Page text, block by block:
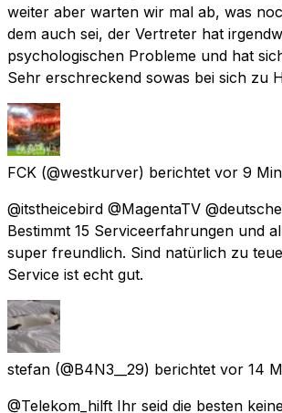
weiter aber warten wir mal ab, was
dem auch sei, der Vertreter hat
psychologischen Probleme und hat
Sehr erschreckend sowas bei sich zu
FCK (@westkurver) berichtet vor 9
@itstheicebird @MagentaTV
Bestimmt 15 Serviceerfahrungen und
super freundlich. Sind natürlich zu
Service ist echt gut.
stefan (@B4N3__29) berichtet vor 14
@Telekom_hilft Ihr seid die besten